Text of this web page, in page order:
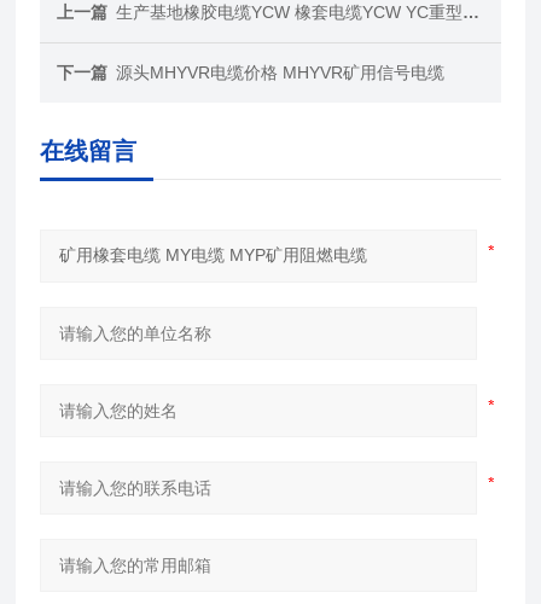
上一篇 生产基地橡胶电缆YCW 橡套电缆YCW YC重型电缆
下一篇 源头MHYVR电缆价格 MHYVR矿用信号电缆
在线留言